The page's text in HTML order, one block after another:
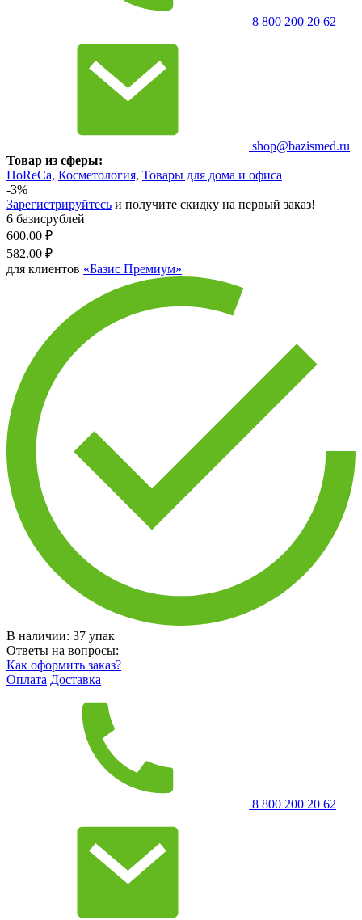
8 800 200 20 62
shop@bazismed.ru
Товар из сферы:
HoReCa, Косметология, Товары для дома и офиса
-3%
Зарегистрируйтесь и получите скидку на первый заказ!
6 базисрублей
600.00 ₽
582.00 ₽
для клиентов «Базис Премиум»
В наличии: 37 упак
Ответы на вопросы:
Как оформить заказ?
Оплата Доставка
8 800 200 20 62